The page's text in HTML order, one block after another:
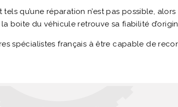
qu’une réparation n’est pas possible,
boite du véhicule retrouve sa fiabilité
spécialistes français à être capable de